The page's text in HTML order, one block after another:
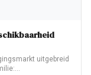
uitgebreid